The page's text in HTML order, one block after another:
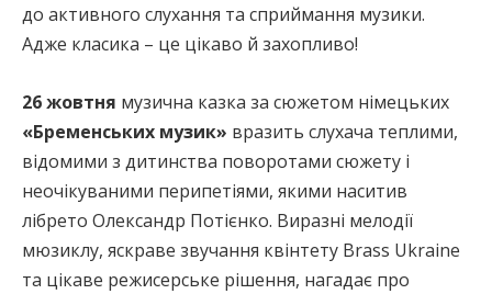
до активного слухання та сприймання музики.
Адже класика – це цікаво й захопливо!
26 жовтня музична казка за сюжетом німецьких
«Бременських музик» вразить слухача теплими,
відомими з дитинства поворотами сюжету і
неочікуваними перипетіями, якими наситив
лібрето Олександр Потієнко. Виразні мелодії
мюзиклу, яскраве звучання квінтету Brass Ukraine
та цікаве режисерське рішення, нагадає про